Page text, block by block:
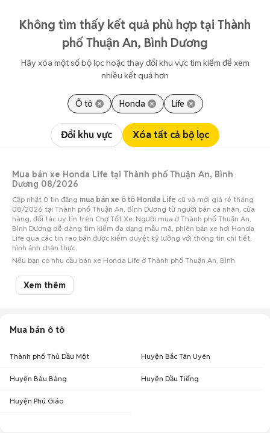
Không tìm thấy kết quả phù hợp tại Thành
phố Thuận An, Bình Dương
Hãy xóa một số bộ lọc hoặc thay đổi khu vực tìm kiếm để xem
nhiều kết quả hơn
Ô tô Honda Life
Đổi khu vực Xóa tất cả bộ lọc
Mua bán xe Honda Life tại Thành phố Thuận An, Bình
Dương 08/2026
Cập nhật 0 tin đăng mua bán xe ô tô Honda Life cũ và mới giá rẻ tháng
08/2026 tại Thành phố Thuận An, Bình Dương từ người bán cá nhân, cửa
hàng, đối tác uy tín trên Chợ Tốt Xe. Người mua ở Thành phố Thuận An,
Bình Dương dễ dàng tìm kiếm đa dạng mẫu mã, phiên bản xe hơi Honda
Life qua các tin rao bán được kiểm duyệt kỹ lưỡng với thông tin chi tiết,
hình ảnh chân thực.
Nếu bạn có nhu cầu bán xe Honda Life ở Thành phố Thuận An, Bình
ngàn người mua oto tiềm năng!
Xem thêm
Mua bán ô tô
Thành phố Thủ Dầu Một Huyện Bắc Tân Uyên
Huyện Bàu Bàng Huyện Dầu Tiếng
Huyện Phú Giáo